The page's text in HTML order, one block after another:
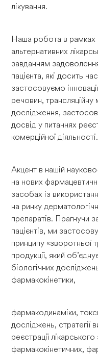
лікування.
Наша робота в рамках
альтернативних
завданням
пацієнта, які досить
застосовуємо
речовин, трансляційну
дослідження,
досвід у питаннях
комерційної діяльності.
Акцент в нашій
на нових
засобах із
на ринку
препаратів. Прагнучи
пацієнтів, ми
принципу «зворотньої
продукції, який
біологічних
фармакокінетики,
фармакодинаміки,
досліджень, стратегії
реєстрації
фармакокінетичних,